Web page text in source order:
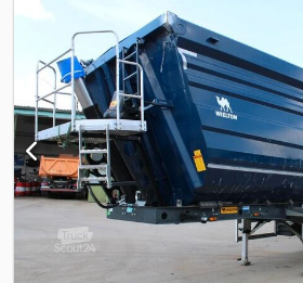
, hauteur de l'espace de
longueur totale:13 830 mm, largeur totale:
totale:4 000 mm, empattement:9 010 mm
de construction:2025 , Équipement:
fabrication : 2025 Djdpfxszi Arro Akvjwa
maximale par essieu : 9 000 kg Essieu
par essieu : 9 000 kg Essieu arrière 3 :
: 9 000 kg Poids à vide : 6 990 kg Charge
total autorisé en charge (PTAC) : 42 000
Dhollandia, 2 500 kg Numéro
en stock Batteries de rechange Toit isolé